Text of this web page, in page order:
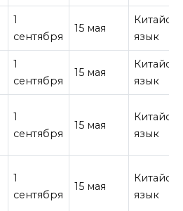
1
сентября
15 мая
язык
1
сентября
15 мая
язык
1
сентября
15 мая
язык
1
сентября
15 мая
язык